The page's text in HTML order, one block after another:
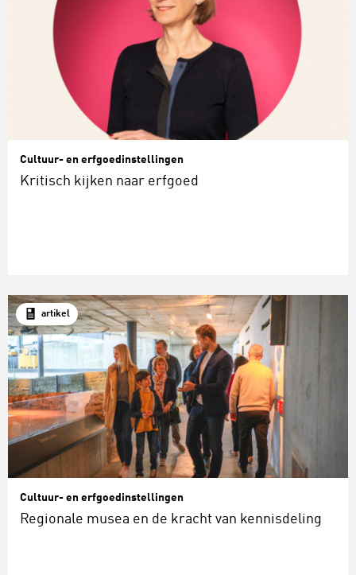
Cultuur- en erfgoedinstellingen
Kritisch kijken naar erfgoed
artikel
Cultuur- en erfgoedinstellingen
Regionale musea en de kracht van kennisdeling